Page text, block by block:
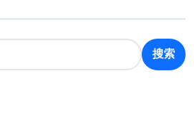
搜索